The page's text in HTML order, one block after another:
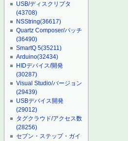
USB/ディスクリプタ
(43708)
NSString(36617)
Quartz Composer/パッチ
(36490)
SmartQ 5(35211)
Arduino(32434)
HIDデバイス/開発
(30287)
Visual Studio/バージョン
(29439)
USBデバイス開発
(29012)
タグクラウド/アクセス数
(28256)
セブン・ステップ・ガイ